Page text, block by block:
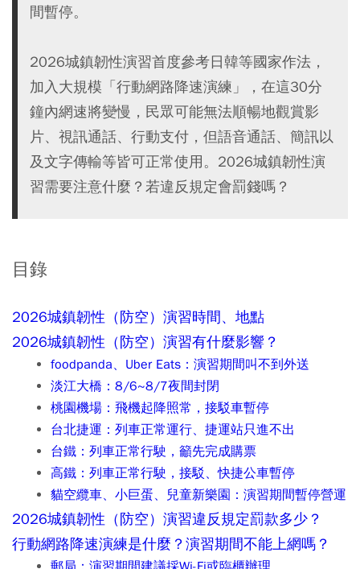
間暫停。
2026城鎮韌性演習首度參考日韓等國家作法，
加入大規模「行動網路降速演練」，在這30分
鐘內網速將變慢，民眾可能無法順暢地觀賞影
片、視訊通話、行動支付，但語音通話、簡訊以
及文字傳輸等皆可正常使用。2026城鎮韌性演
習需要注意什麼？若違反規定會罰錢嗎？
目錄
2026城鎮韌性（防空）演習時間、地點
2026城鎮韌性（防空）演習有什麼影響？
foodpanda、Uber Eats：演習期間叫不到外送
淡江大橋：8/6~8/7夜間封閉
桃園機場：飛機起降照常，接駁車暫停
台北捷運：列車正常運行、捷運站只進不出
台鐵：列車正常行駛，籲先完成購票
高鐵：列車正常行駛，接駁、快捷公車暫停
貓空纜車、小巨蛋、兒童新樂園：演習期間暫停營運
2026城鎮韌性（防空）演習違反規定罰款多少？
行動網路降速演練是什麼？演習期間不能上網嗎？